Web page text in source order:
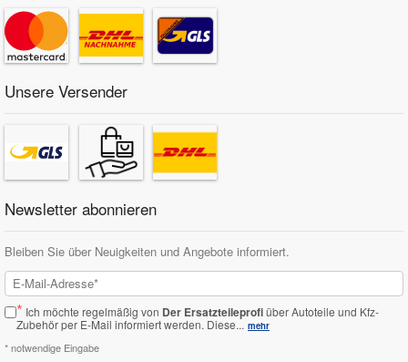
Unsere Versender
Newsletter abonnieren
Bleiben Sie über Neuigkeiten und Angebote informiert.
* Ich möchte regelmäßig von Der Ersatzteileprofiüber Autoteile und Kfz-
Zubehör per E-Mail informiert werden. Diese... mehr
* notwendige Eingabe